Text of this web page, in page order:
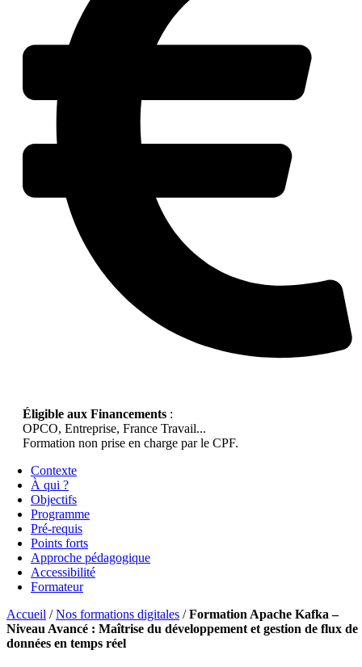
Éligible aux Financements :
OPCO, Entreprise, France Travail...
Formation non prise en charge par le CPF.
Contexte
À qui ?
Objectifs
Programme
Pré-requis
Points forts
Approche pédagogique
Accessibilité
Formateur
Accueil /Nos formations digitales /Formation Apache Kafka –
Niveau Avancé : Maîtrise du développement et gestion de flux de
données en temps réel